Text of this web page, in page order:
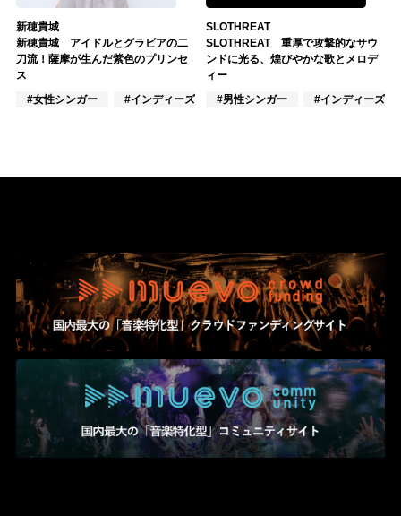
新穂貴城
新穂貴城 アイドルとグラビアの二
刀流！薩摩が生んだ紫色のプリンセ
ス
#女性シンガー
#インディーズ #女性アイドル
SLOTHREAT
SLOTHREAT 重厚で攻撃的なサウ
ンドに光る、煌びやかな歌とメロデ
ィー
#男性シンガー
#インディーズ